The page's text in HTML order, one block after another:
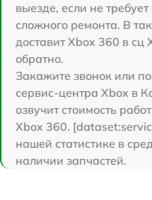
выезде, если не
сложного ремонта. В
доставит Xbox 360 в сц
обратно.
Закажите звонок или
сервис-центра Xbox в
озвучит стоимость
Xbox 360.
нашей статистике в
наличии запчастей.